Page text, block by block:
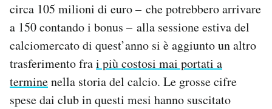
AREA PERSONALE
Area Personale
Newsletter
Notifiche mobile
Regala il Post
circa 105 milioni di euro – che potrebbero arrivare
a 150 contando i bonus – alla sessione estiva del
calciomercato di quest’anno si è aggiunto un altro
trasferimento frai più costosi mai portati a
terminenella storia del calcio. Le grosse cifre
spese dai club in questi mesi hanno suscitato